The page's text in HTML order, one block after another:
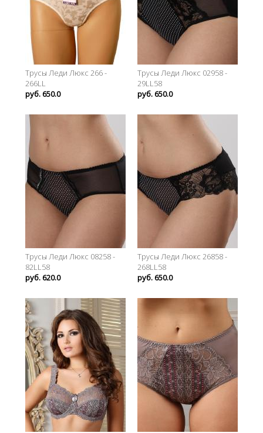
Трусы Леди Люкс 266 -
266LL
руб. 650.0
Трусы Леди Люкс 02958 -
29LL58
руб. 650.0
Трусы Леди Люкс 08258 -
82LL58
руб. 620.0
Трусы Леди Люкс 26858 -
268LL58
руб. 650.0